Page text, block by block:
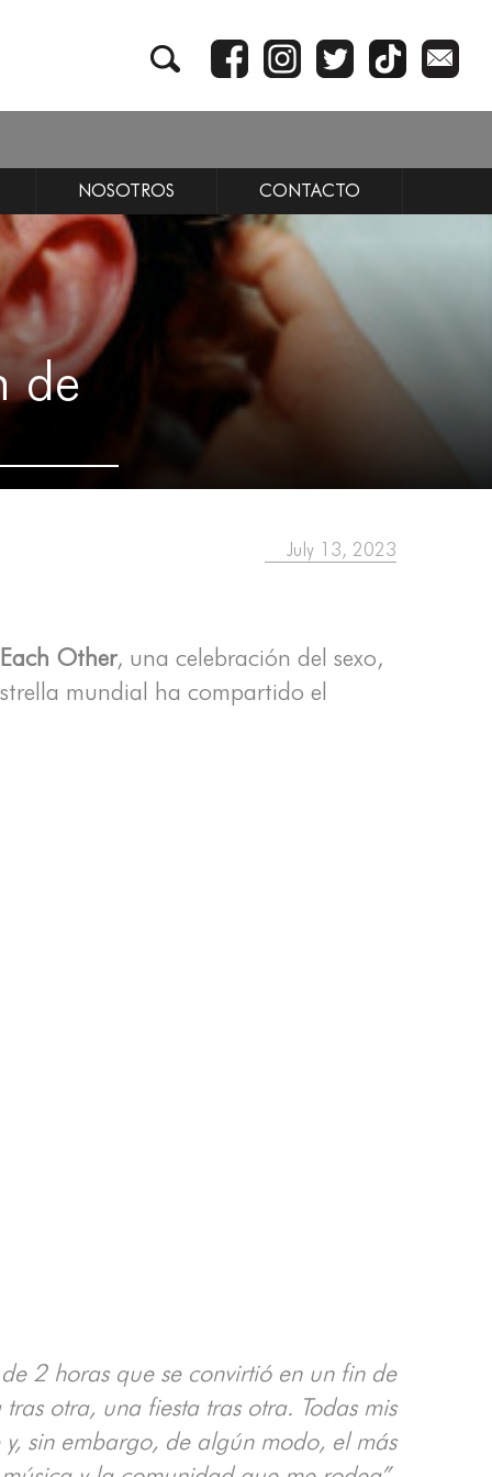
NOSOTROS CONTACTO
de
July 13, 2023
Other, una celebración del sexo,
mundial ha compartido el
2 horas que se convirtió en un fin de
otra, una fiesta tras otra. Todas mis
sin embargo, de algún modo, el más